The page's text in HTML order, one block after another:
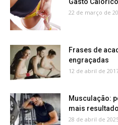
22 de março de
Frases de
engraçadas
12 de abril de
Musculação:
mais
28 de abril de